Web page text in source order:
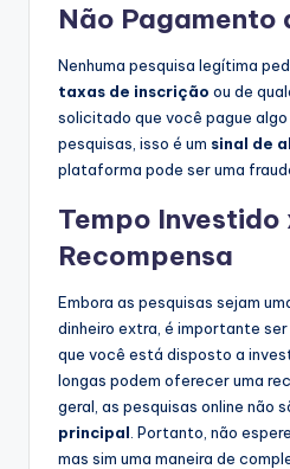
Não Pagamento
Nenhuma pesquisa legítima
taxas de inscrição ou de
solicitado que você pague
pesquisas, isso é um sinal de
plataforma pode ser uma
Tempo Investido
Recompensa
Embora as pesquisas sejam
dinheiro extra, é importante
que você está disposto a
longas podem oferecer uma
geral, as pesquisas online não
principal . Portanto, não
mas sim uma maneira de